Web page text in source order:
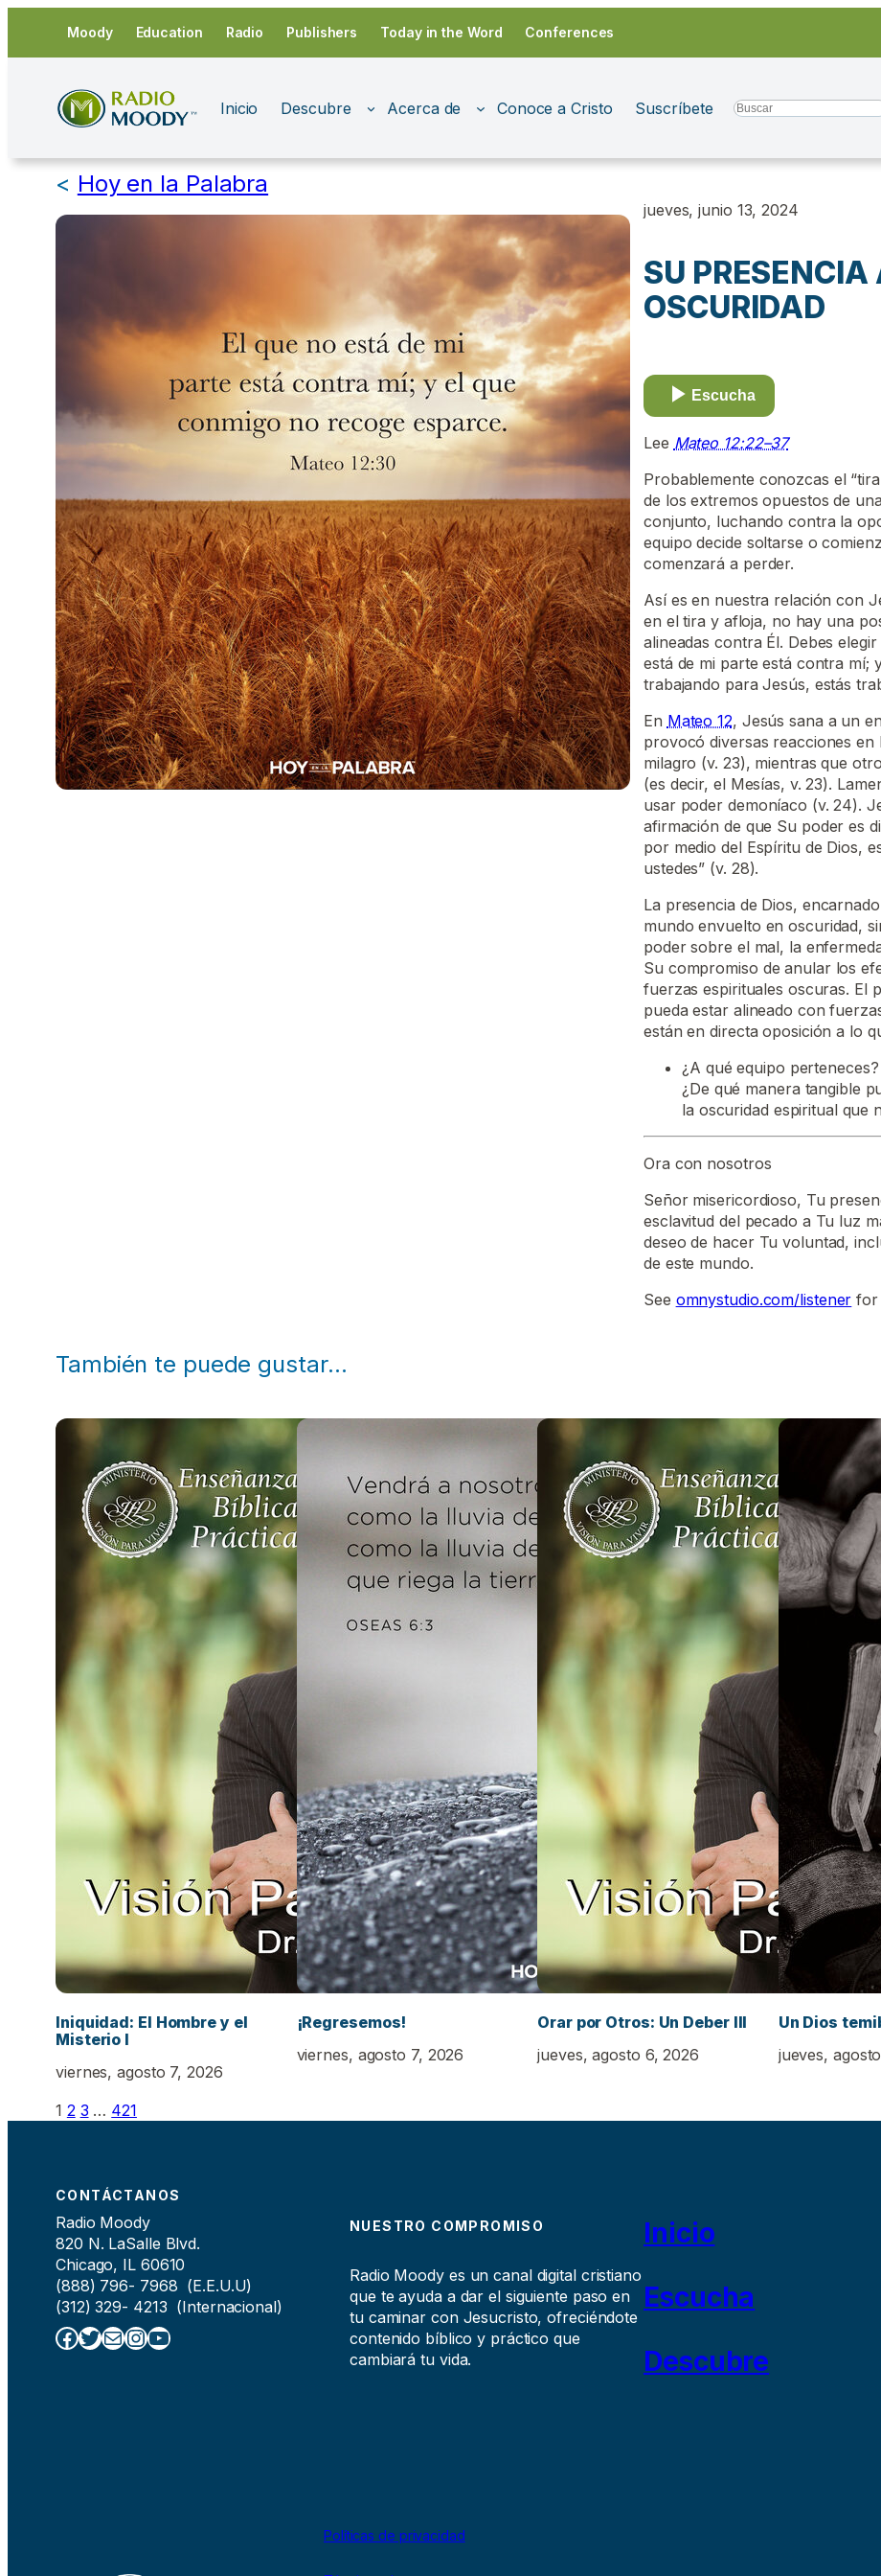
contenido
Moody Education Radio Publishers Today in the Word Conferences
Inicio Descubre Acerca de Conoce a Cristo Suscríbete Search
< Hoy en la Palabra
jueves, junio 13, 2024
SU
OSCURIDAD
Escucha
Lee Mateo 12:22–37
Probablemente conozcas el
de los extremos opuestos de
conjunto, luchando contra la
equipo decide soltarse o
comenzará a perder.
Así es en nuestra relación con
en el tira y afloja, no hay una
alineadas contra Él. Debes
está de mi parte está contra mí;
trabajando para Jesús, estás
En Mateo 12, Jesús sana a un
provocó diversas reacciones
milagro (v. 23), mientras que
(es decir, el Mesías, v. 23).
usar poder demoníaco (v. 24).
afirmación de que Su poder es
por medio del Espíritu de Dios,
ustedes” (v. 28).
La presencia de Dios,
mundo envuelto en oscuridad,
poder sobre el mal, la
Su compromiso de anular los
fuerzas espirituales oscuras. El
pueda estar alineado con
están en directa oposición a lo
¿A qué equipo
¿De qué manera tangible
la oscuridad espiritual que
Ora con nosotros
Señor misericordioso, Tu
esclavitud del pecado a Tu luz
deseo de hacer Tu voluntad,
de este mundo.
See omnystudio.com/listener for
También te puede gustar…
Iniquidad: El Hombre y el
Misterio I
viernes, agosto 7, 2026
¡Regresemos!
viernes, agosto 7, 2026
Orar por Otros: Un Deber III
jueves, agosto 6, 2026
Un Dios
jueves,
1 2 3 … 421
CONTÁCTANOS
Radio Moody
820 N. LaSalle Blvd.
Chicago, IL 60610
(888) 796- 7968 (E.E.U.U)
(312) 329- 4213 (Internacional)
Facebook Twitter Correo electrónico InstagramYouTube
NUESTRO COMPROMISO
Radio Moody es un canal digital cristiano
que te ayuda a dar el siguiente paso en
tu caminar con Jesucristo, ofreciéndote
contenido bíblico y práctico que
cambiará tu vida.
Inicio
Escucha
Descubre
Políticas de privacidad